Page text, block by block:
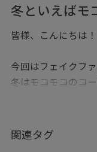
冬といえばモ
皆様、こんにちは！
今回はフェイクフ
冬はモコモコのコ
でも、少し重たか
比較的軽くて着心地
身幅もしっかりあ
関連タグ